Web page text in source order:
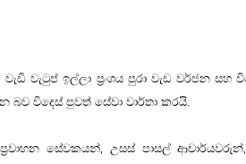
වැටුප් ඉල්ලා ප්‍රංශය පුරා වැඩ වර්ජන සහ
බව විදෙස් පුවත් සේවා වාර්තා කරයි.
සේවකයන්, උසස් පාසල්